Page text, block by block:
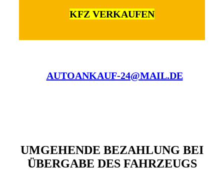
KFZ VERKAUFEN
AUTOANKAUF-24@MAIL.DE
UMGEHENDE BEZAHLUNG BEI
ÜBERGABE DES FAHRZEUGS